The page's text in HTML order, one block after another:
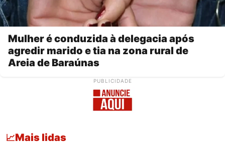
Mulher é conduzida à delegacia após
agredir marido e tia na zona rural de
Areia de Baraúnas
PUBLICIDADE
📈Mais lidas